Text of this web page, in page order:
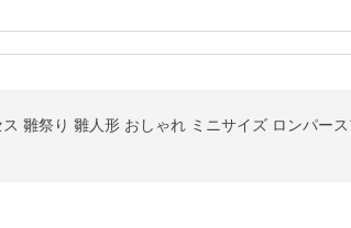
雛祭り 雛人形 おしゃれ ミニサイズ ロンパー